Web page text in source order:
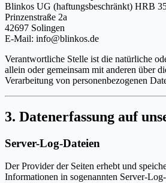
Blinkos UG (haftungsbeschränkt) HRB
Prinzenstraße 2a
42697 Solingen
E-Mail: info@blinkos.de
Verantwortliche Stelle ist die natürliche
allein oder gemeinsam mit anderen über
Verarbeitung von personenbezogenen
3. Datenerfassung auf
Server-Log-Dateien
Der Provider der Seiten erhebt und
Informationen in sogenannten Server-